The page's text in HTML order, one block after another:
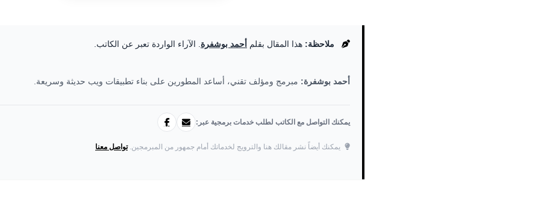
ملاحظة: هذا المقال بقلم أحمد بوشفرة . الآراء الواردة تعبر عن الكاتب.
أحمد بوشفرة: مبرمج ومؤلف تقني، أساعد المطورين على بناء تطبيقات ويب حديثة وسريعة.
يمكنك التواصل مع الكاتب لطلب خدمات برمجية عبر:
يمكنك أيضاً نشر مقالك هنا والترويج لخدماتك أمام جمهور من المبرمجين.تواصل معنا